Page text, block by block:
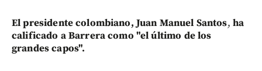
El presidente colombiano, Juan Manuel Santos, ha
calificado a Barrera como "el último de los
grandes capos".